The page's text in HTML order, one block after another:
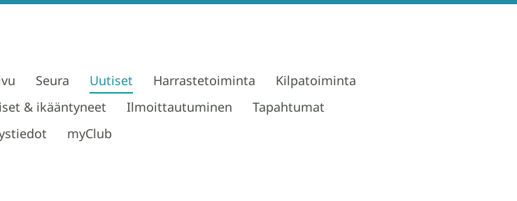
Seura Uutiset Harrastetoiminta
Kilpatoiminta
& ikääntyneet
Ilmoittautuminen
Tapahtumat
myClub